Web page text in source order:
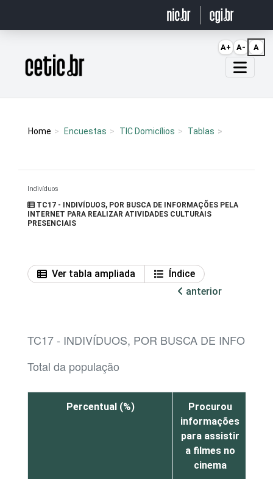
Página inicial
Home Encuestas TIC Domicílios Tablas
Indivíduos
TC17 - INDIVÍDUOS, POR BUSCA DE INFORMAÇÕES PELA
INTERNET PARA REALIZAR ATIVIDADES CULTURAIS
PRESENCIAIS
Ver tabla ampliada
Índice
anterior
TC17 - INDIVÍDUOS, POR BUSCA DE
Total da população
Percentual (%)
Procurou
informações
para assistir
a filmes no
cinema
A+ A- A